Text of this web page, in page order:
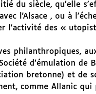
du siècle, qu’elle
l’Alsace , ou à
l’activité des «
philanthropiques,
d’émulation de
bretonne) et de
comme Allanic qui